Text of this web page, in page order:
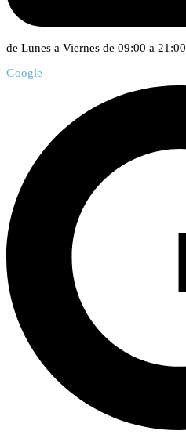
de Lunes a Viernes de 09:00 a 21:00
Google